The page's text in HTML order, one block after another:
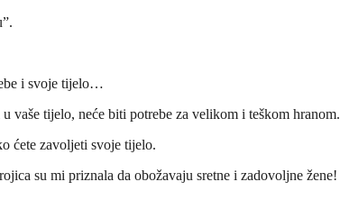
i svoje tijelo…
vaše tijelo, neće biti potrebe za velikom i teškom hranom.
ćete zavoljeti svoje tijelo.
su mi priznala da obožavaju sretne i zadovoljne žene!